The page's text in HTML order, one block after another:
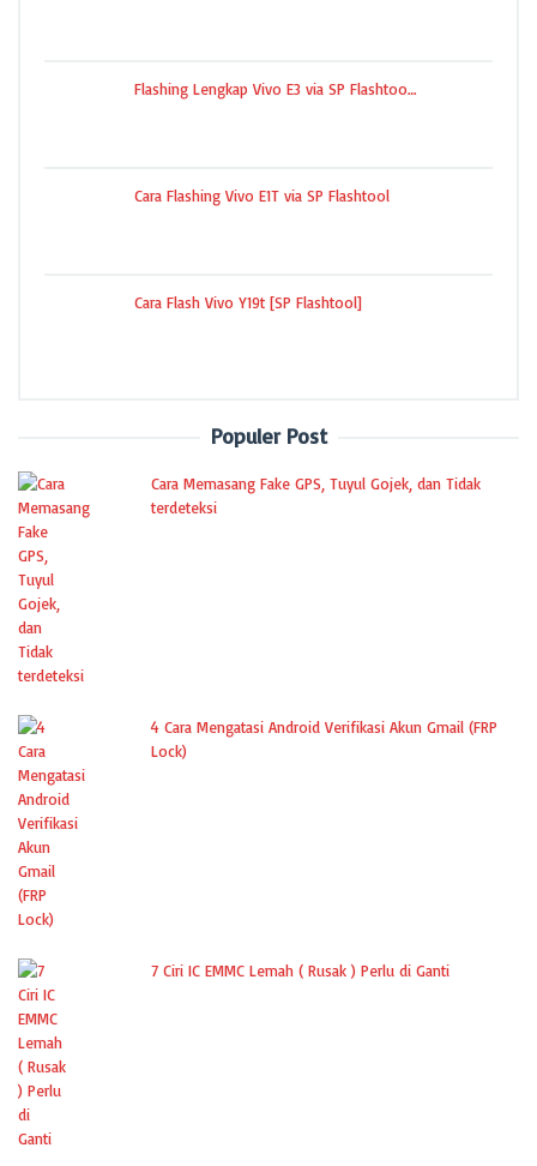
Flashing Lengkap Vivo E3 via SP Flashtoo…
Cara Flashing Vivo E1T via SP Flashtool
Cara Flash Vivo Y19t [SP Flashtool]
Populer Post
Cara Memasang Fake GPS, Tuyul Gojek, dan Tidak
terdeteksi
4 Cara Mengatasi Android Verifikasi Akun Gmail (FRP
Lock)
7 Ciri IC EMMC Lemah ( Rusak ) Perlu di Ganti